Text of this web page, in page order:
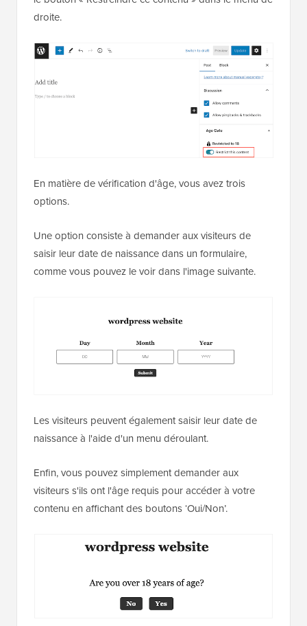
droite.
En matière de vérification d'âge, vous avez trois
options.
Une option consiste à demander aux visiteurs de
saisir leur date de naissance dans un formulaire,
comme vous pouvez le voir dans l'image suivante.
Les visiteurs peuvent également saisir leur date de
naissance à l'aide d'un menu déroulant.
Enfin, vous pouvez simplement demander aux
visiteurs s'ils ont l'âge requis pour accéder à votre
contenu en affichant des boutons ‘Oui/Non’.